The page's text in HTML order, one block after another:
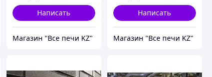
Написать
Магазин "Все печи KZ"
Написать
Магазин "Все печи KZ"